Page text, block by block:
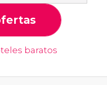
baratos